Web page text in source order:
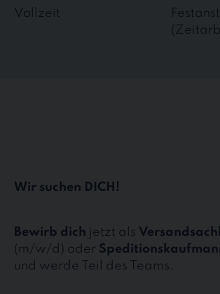
Vollzeit
Wir suchen DICH!
Bewirb dich jetzt als
(m/w/d) oder
und werde Teil des Teams.